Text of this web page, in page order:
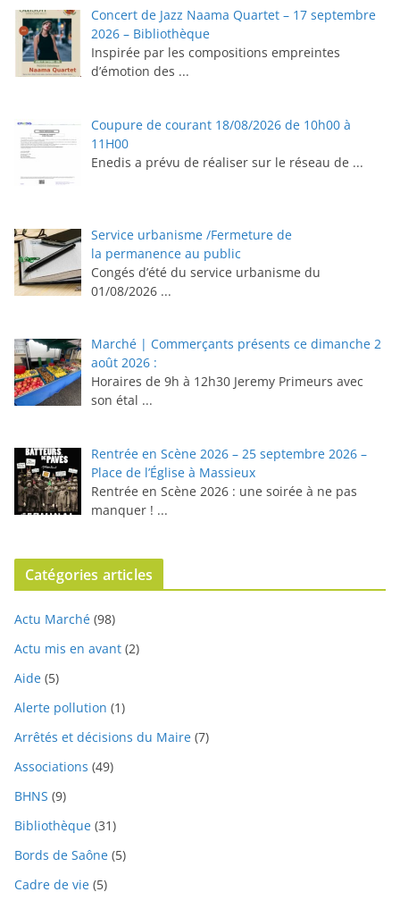
Concert de Jazz Naama Quartet – 17 septembre
2026 – Bibliothèque
Inspirée par les compositions empreintes
d’émotion des ...
Coupure de courant 18/08/2026 de 10h00 à
11H00
Enedis a prévu de réaliser sur le réseau de ...
Service urbanisme /Fermeture de
la permanence au public
Congés d’été du service urbanisme du
01/08/2026 ...
Marché | Commerçants présents ce dimanche 2
août 2026 :
Horaires de 9h à 12h30 ⁠Jeremy Primeurs avec
son étal ...
Rentrée en Scène 2026 – 25 septembre 2026 –
Place de l’Église à Massieux
Rentrée en Scène 2026 : une soirée à ne pas
manquer ! ...
Catégories articles
Actu Marché (98)
Actu mis en avant (2)
Aide (5)
Alerte pollution (1)
Arrêtés et décisions du Maire (7)
Associations (49)
BHNS (9)
Bibliothèque (31)
Bords de Saône (5)
Cadre de vie (5)